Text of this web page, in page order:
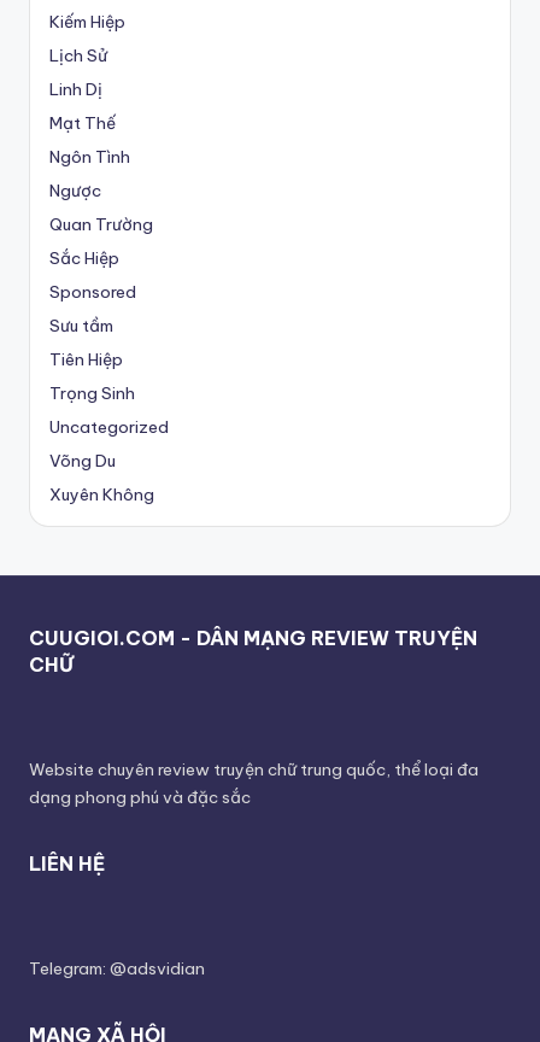
Kiếm Hiệp
Lịch Sử
Linh Dị
Mạt Thế
Ngôn Tình
Ngược
Quan Trường
Sắc Hiệp
Sponsored
Sưu tầm
Tiên Hiệp
Trọng Sinh
Uncategorized
Võng Du
Xuyên Không
CUUGIOI.COM - DÂN MẠNG REVIEW TRUYỆN
CHỮ
Website chuyên review truyện chữ trung quốc, thể loại đa
dạng phong phú và đặc sắc
LIÊN HỆ
Telegram: @adsvidian
MẠNG XÃ HỘI